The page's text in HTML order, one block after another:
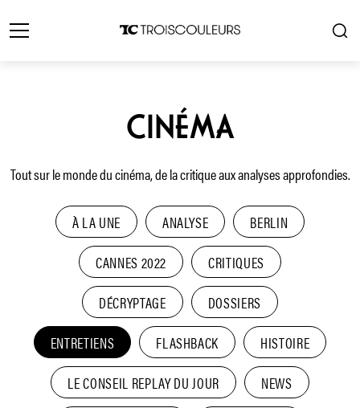
CINÉMA
Tout sur le monde du cinéma, de la critique aux analyses approfondies.
À LA UNE ANALYSE
BERLIN
CANNES 2022
CRITIQUES
DÉCRYPTAGE
DOSSIERS
ENTRETIENS
FLASHBACK
HISTOIRE
LE CONSEIL REPLAY DU JOUR
NEWS